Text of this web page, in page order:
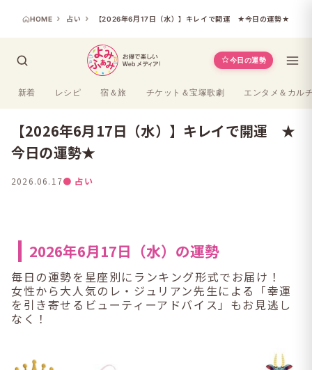
HOME 占い 【2026年6月17日（水）】キレイで開運 ★今日の運勢★
今日の運勢
新着 レシピ 宿＆旅 チケット＆宝塚歌劇 エンタメ＆カル
【2026年6月17日（水）】キレイで開運 ★
今日の運勢★
2026.06.17● 占い
2026年6月17日（水）の運勢
毎日の運勢を星座別にランキング形式でお届け！
女性から大人気のレ・ジュリアン先生による「幸運
を引き寄せるビューティーアドバイス」もお見逃し
なく！